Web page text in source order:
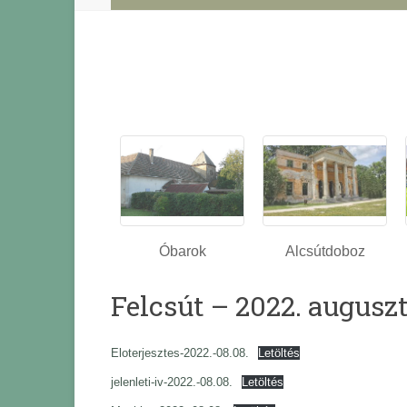
Óbarok Alcsútdoboz
Felcsút – 2022.
Eloterjesztes-2022.-08.08. Letöltés
jelenleti-iv-2022.-08.08. Letöltés